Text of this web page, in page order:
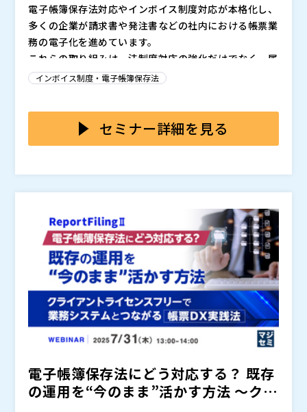
れる可能性があります。
電子帳簿保存法対応やインボイス制度対応が本格化し、
多くの企業が請求書や発注書などの社内における帳票業
務の電子化を進めています。
これらの取り組みは、法制度対応の強化だけでなく、属
人作業の解消や負荷軽減といった担当者の業務効率化に
への帳票送付という“帳票の出口”は、依然として自動化
されていません。取引先ごとに送付要件や受領環境が異
化し、メール・Web・郵送・FAXで送付・確認・ログ管
理までを人手で行う非効率な運用が常態化しています。
従業員660名対象）では、電子化に取り組んだ企業は全
体の約4割、そのうち約8割が「一部に課題が残る」と
回答しました。こうした課題は、単なる業務効率の問題
にとどまらず、電帳法・インボイス制度対応に必要な証
跡整備や送付ログ／未ダウンロード通知といったガバナ
ンス上のリスクにも直結します。
本セミナーでは、オージス総研が提供するEDIサービス
「eCubenet」の新たなラインアップ「帳票配信サービ
ス」を通して、請求書や発注書など取引帳票の送付に残
る“最後の手作業”をなくし、業務効率化・コスト削減・
内部統制強化を実現する方法をご紹介します。
本サービスは、ERPに登録された帳票データをもとに、
取引先ごとの設定に応じた送付手段（FAX・郵送・メー
ル添付・Webダウンロード等）で自動的に送付処理を
行う仕組みです。 たとえば、Webダウンロード希望の
取引先にはダウンロードリンク付きの案内メールを、F
AXのみ対応の企業には紙送付を、それぞれ個別作業な
これにより、これまで人手に頼っていた「保存・アップ
ロード・送付確認・ログ管理」といった作業を自動化
し、現場担当者の負荷軽減とともに、電帳法やインボイ
経理・購買部門のご担当者 ・電帳法などの法改正・監
査対応で増える帳票業務の負担を減らしたい方 ・紙・
メール・Web・FAXが混在し、送付業務の統一や効率化
インボイス制度・電子帳簿保存法
セミナー詳細を見る
電子帳簿保存法にどう対応する？ 既存
の運用を“今のまま”活かす方法 ～クラ